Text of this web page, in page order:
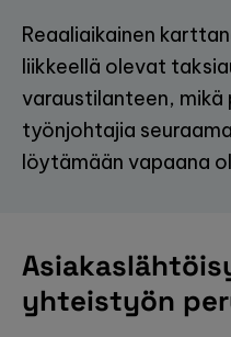
Reaaliaikainen
liikkeellä olevat
varaustilanteen,
työnjohtajia
löytämään vapaana
yhteistyön